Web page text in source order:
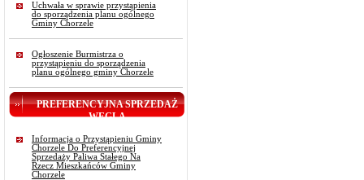
Uchwała w sprawie przystąpienia
do sporządzenia planu ogólnego
Gminy Chorzele
Ogłoszenie Burmistrza o
przystąpieniu do sporządzenia
planu ogólnego gminy Chorzele
PREFERENCYJNA SPRZEDAŻ
WĘGLA
Informacja o Przystąpieniu Gminy
Chorzele Do Preferencyjnej
Sprzedaży Paliwa Stałego Na
Rzecz Mieszkańców Gminy
Chorzele